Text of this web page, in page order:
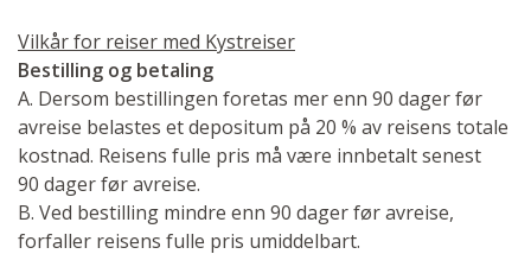
Vilkår for reiser med Kystreiser
Bestilling og betaling
A. Dersom bestillingen foretas mer enn 90 dager før
avreise belastes et depositum på 20 % av reisens totale
kostnad. Reisens fulle pris må være innbetalt senest
90 dager før avreise.
B. Ved bestilling mindre enn 90 dager før avreise,
forfaller reisens fulle pris umiddelbart.